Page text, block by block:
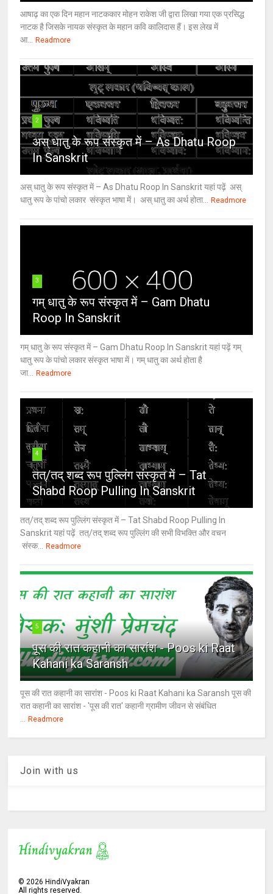
आषाढ़ का एक दिन महान नाटककार मोहन राकेश जी द्वारा लिखा गया एक प्रसिद्ध
नाटक है जिसके नायक संस्कृत के महान कवि कालिदास हैं। इस लेख में
आ...
Readmore
2
अस् धातु के रूप संस्कृत में – As Dhatu Roop
In Sanskrit
अस् धातु के रूप संस्कृत में – As Dhatu Roop In Sanskrit यहां पढ़ें अस्
धातु रूप के पांचो लकार संस्कृत भाषा में। अस् धातु का अर्थ होता...
Readmore
3
गम् धातु के रूप संस्कृत में – Gam Dhatu
Roop In Sanskrit
गम् धातु के रूप संस्कृत में – Gam Dhatu Roop In Sanskrit यहां पढ़ें गम्
धातु रूप के पांचो लकार संस्कृत भाषा में। गम् धातु का अर्थ होता है
जा...
Readmore
4
तत्/तद् शब्द रूप पुल्लिंग संस्कृत में – Tat
Shabd Roop Pulling In Sanskrit
तत्/तद् शब्द रूप पुल्लिंग संस्कृत में – Tat Shabd Roop Pulling In
Sanskrit यहां पढ़ें तत्/तद् शब्द रूप पुल्लिंग की सभी विभक्ति और वचन
संस्क...
Readmore
5
पूस की रात कहानी का सारांश - Poos ki Raat
Kahani ka Saransh
पूस की रात कहानी का सारांश - Poos ki Raat Kahani ka Saransh पूस की
रात कहानी का सारांश - 'पूस की रात' कहानी ग्रामीण जीवन से संबंधित
Readmore
Join with us
©2026 HindiVyakran
All rights reserved.